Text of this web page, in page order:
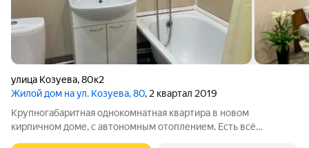
улица Козуева,80к2
Жилой дом на ул. Козуева, 80, 2 квартал 2019
Крупногабаритная однокомнатная квартира в новом
кирпичном доме, с автономным отоплением. Есть всё